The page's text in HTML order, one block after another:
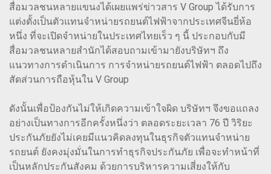
สื่อมวลชนหลายแขนงได้เผยแพร่ข่าวสาร V Group ได้รับการ
แต่งตั้งเป็นตัวแทนจำหน่ายรถยนต์ไฟฟ้าจากประเทศจีนยี่ห้อ
หนึ่ง ที่จะเปิดจำหน่ายในประเทศไทยเร็ว ๆ นี้ ประกอบกับมี
สื่อมวลชนหลายสำนักได้สอบถามเข้ามายังบริษัทฯ ถึง
แนวทางการดำเนินการ การจำหน่ายรถยนต์ไฟฟ้า ตลอดไปถึง
สัดส่วนการถือหุ้นใน V Group
ดังนั้นเพื่อป้องกันไม่ให้เกิดความเข้าใจผิด บริษัทฯ จึงขอแถลง
อย่างเป็นทางการอีกครั้งหนึ่งว่า ตลอดระยะเวลา 76 ปี วิริยะ
ประกันภัยยังไม่เคยมีแนวคิดลงทุนในธุรกิจตัวแทนจำหน่าย
รถยนต์ ยังคงมุ่งมั่นในการทำธุรกิจประกันภัย เพื่อจะทำหน้าที่
เป็นหลักประกันสังคม ด้วยการบริหารความเสี่ยงให้กับ